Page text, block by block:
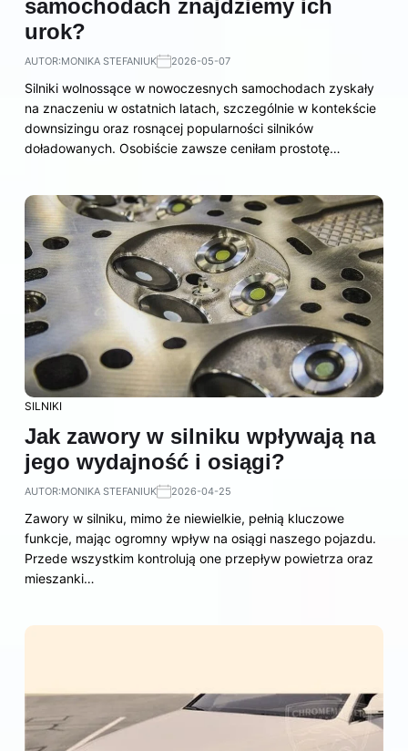
samochodach znajdziemy ich
urok?
AUTOR:MONIKA STEFANIUK 2026-05-07
Silniki wolnossące w nowoczesnych samochodach zyskały
na znaczeniu w ostatnich latach, szczególnie w kontekście
downsizingu oraz rosnącej popularności silników
doładowanych. Osobiście zawsze ceniłam prostotę…
SILNIKI
Jak zawory w silniku wpływają na
jego wydajność i osiągi?
AUTOR:MONIKA STEFANIUK 2026-04-25
Zawory w silniku, mimo że niewielkie, pełnią kluczowe
funkcje, mając ogromny wpływ na osiągi naszego pojazdu.
Przede wszystkim kontrolują one przepływ powietrza oraz
mieszanki…